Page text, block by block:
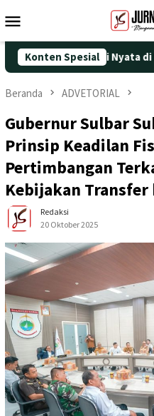
ke
Mobile
Konten Spesial
Aksi Nyata di Pantai
Beranda ADVETORIAL
Gubernur Sulbar
Prinsip Keadilan
Pertimbangan
Kebijakan Transfer
Redaksi
20 Oktober 2025